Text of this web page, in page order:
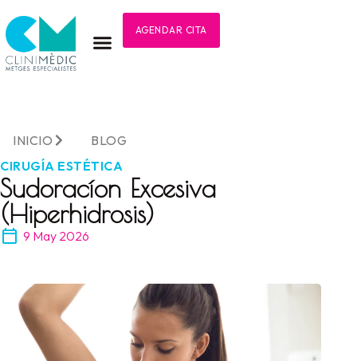
AGENDAR CITA
INICIO
BLOG
CIRUGÍA ESTÉTICA
Sudoracíon Excesiva
(Hiperhidrosis)
9 May 2026